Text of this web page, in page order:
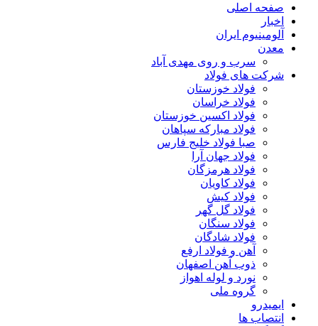
صفحه اصلی
اخبار
آلومینیوم ایران
معدن
سرب و روی مهدی آباد
شرکت های فولاد
فولاد خوزستان
فولاد خراسان
فولاد اکسین خوزستان
فولاد مبارکه سپاهان
صبا فولاد خلیج فارس
فولاد جهان آرا
فولاد هرمزگان
فولاد کاویان
فولاد کیش
فولاد گل گهر
فولاد سنگان
فولاد شادگان
آهن و فولاد ارفع
ذوب آهن اصفهان
نورد و لوله اهواز
گروه ملی
ایمیدرو
انتصاب ها